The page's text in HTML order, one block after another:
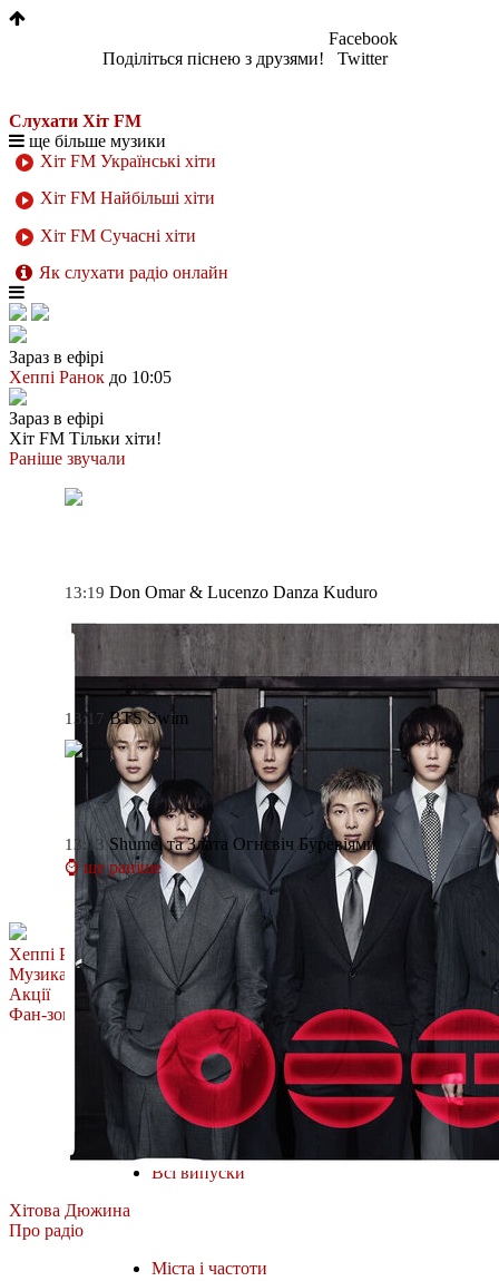
Поділіться піснею з друзями!
Facebook
Twitter
Слухати Хіт FM
ще більше музики
Хіт FM Українські хіти
Хіт FM Найбільші хіти
Хіт FM Сучасні хіти
Як слухати радіо онлайн
Зараз в ефірі
Хеппі Ранок до 10:05
Зараз в ефірі
Хіт FM Тільки хіти!
Раніше звучали
13:19 Don Omar & Lucenzo Danza Kuduro
13:17 BTS Swim
13:13 Shumei та Злата Огнєвіч Буревіями
⌚ ще раніше
Хеппі Ранок
Музика
Акції
Фан-зона
Олена Тополя
MÉLOVIN
ROXOLANA
Тоня Матвієнко
Фан-зона Хіт FM.
Наш відбір
Всі випуски
Хітова Дюжина
Про радіо
Міста і частоти